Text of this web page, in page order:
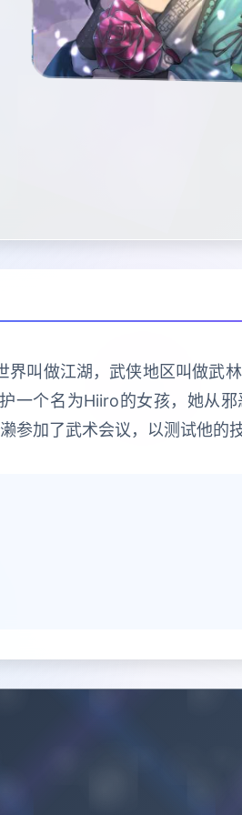
叫做江湖，武侠地区叫做武
一个名为Hiiro的女孩，她从
参加了武术会议，以测试他的技